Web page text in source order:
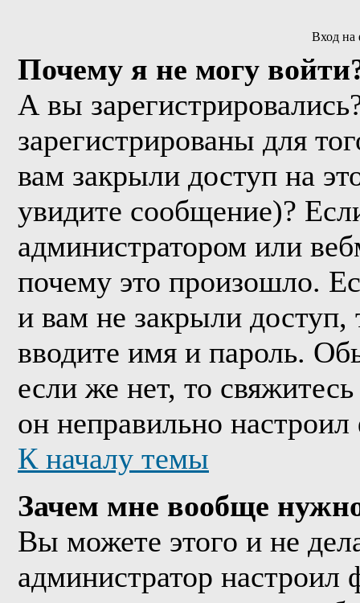
Вход на
Почему я не могу
А вы
зарегистрированы для
вам закрыли доступ на
увидите сообщение)?
администратором или
почему это произошло.
и вам не закрыли доступ,
вводите имя и пароль.
если же нет, то
он неправильно
К началу темы
Зачем мне вообще
Вы можете этого и не
администратор